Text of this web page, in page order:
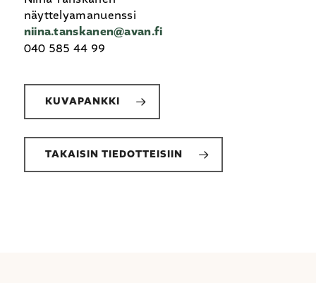
näyttelyamanuenssi
niina.tanskanen@avan.fi
040 585 44 99
KUVAPANKKI
TAKAISIN TIEDOTTEISIIN